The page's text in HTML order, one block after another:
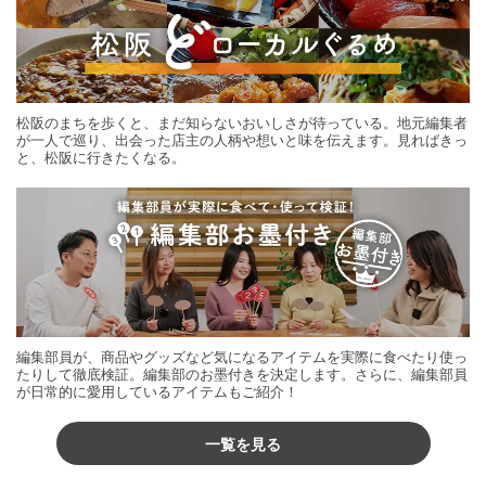
松阪のまちを歩くと、まだ知らないおいしさが待っている。地元編集者
が一人で巡り、出会った店主の人柄や想いと味を伝えます。見ればきっ
と、松阪に行きたくなる。
編集部員が、商品やグッズなど気になるアイテムを実際に食べたり使っ
たりして徹底検証。編集部のお墨付きを決定します。さらに、編集部員
が日常的に愛用しているアイテムもご紹介！
一覧を見る